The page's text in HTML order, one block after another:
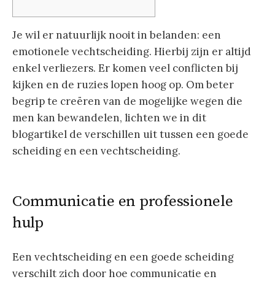
Je wil er natuurlijk nooit in belanden: een
emotionele vechtscheiding. Hierbij zijn er altijd
enkel verliezers. Er komen veel conflicten bij
kijken en de ruzies lopen hoog op. Om beter
begrip te creëren van de mogelijke wegen die
men kan bewandelen, lichten we in dit
blogartikel de verschillen uit tussen een goede
scheiding en een vechtscheiding.
Communicatie en professionele
hulp
Een vechtscheiding en een goede scheiding
verschilt zich door hoe communicatie en